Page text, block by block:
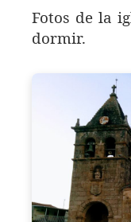
Fotos de la
dormir.